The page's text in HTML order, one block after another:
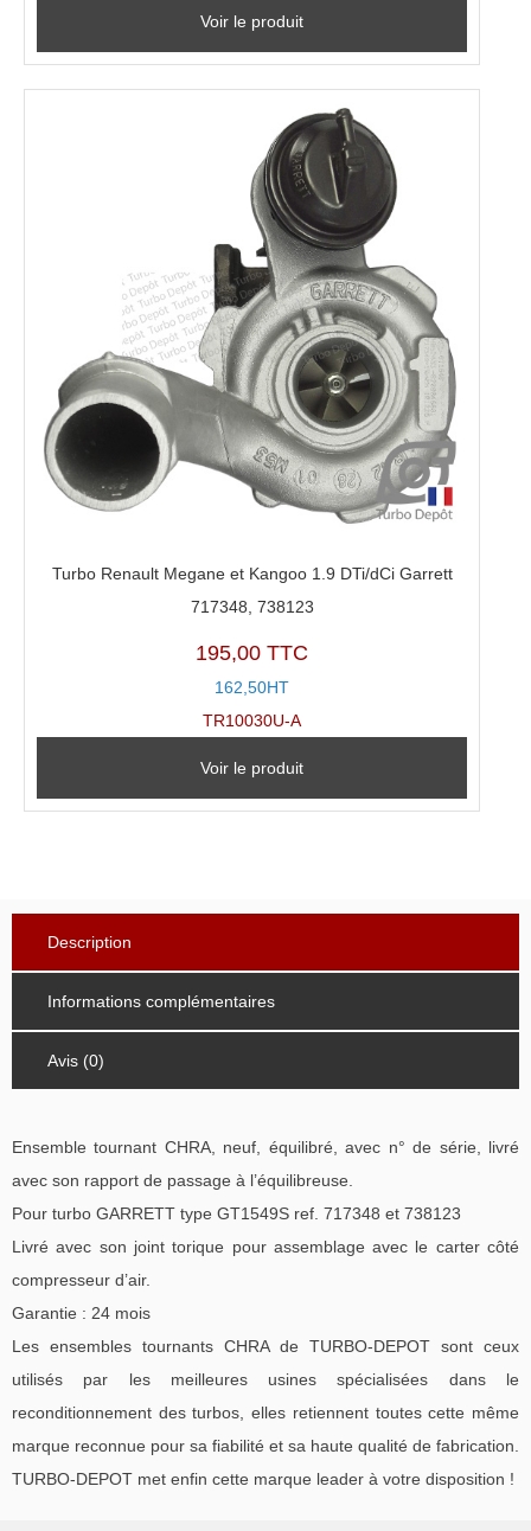
Voir le produit
Turbo Renault Megane et Kangoo 1.9 DTi/dCi Garrett
717348, 738123
195,00 TTC
162,50HT
TR10030U-A
Voir le produit
Description
Informations complémentaires
Avis (0)
Ensemble tournant CHRA, neuf, équilibré, avec n° de série, livré
avec son rapport de passage à l’équilibreuse.
Pour turbo GARRETT type GT1549S ref. 717348 et 738123
Livré avec son joint torique pour assemblage avec le carter côté
compresseur d’air.
Garantie : 24 mois
Les ensembles tournants CHRA de TURBO-DEPOT sont ceux
utilisés par les meilleures usines spécialisées dans le
reconditionnement des turbos, elles retiennent toutes cette même
marque reconnue pour sa fiabilité et sa haute qualité de fabrication.
TURBO-DEPOT met enfin cette marque leader à votre disposition !